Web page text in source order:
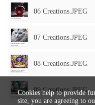
06 Creations.JPEG
07 Creations.JPEG
08 Creations.JPEG
09 Creations.JPEG
Cookies help to provide
site, you are agreeing to